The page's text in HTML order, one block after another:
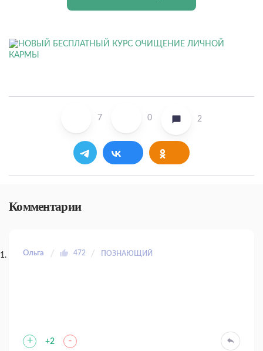
7 0 2
Комментарии
Ольга 472 ПОЗНАЮЩИЙ
+ +2 -